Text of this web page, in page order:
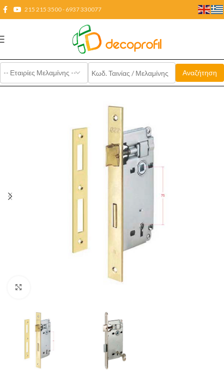
215 215 3500 - 6937 330077